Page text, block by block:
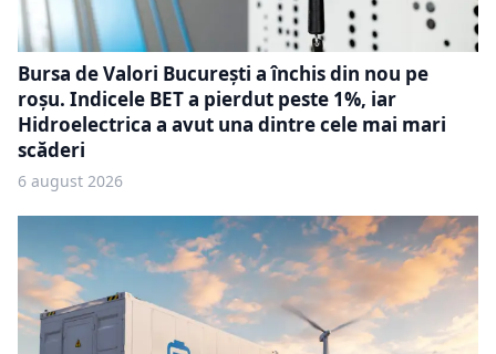
Bursa de Valori București a închis din nou pe
roșu. Indicele BET a pierdut peste 1%, iar
Hidroelectrica a avut una dintre cele mai mari
scăderi
6 august 2026